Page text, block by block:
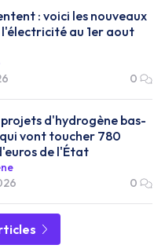
: voici les nouveaux
au 1er aout
0
d'hydrogène bas-
vont toucher 780
de l'État
0